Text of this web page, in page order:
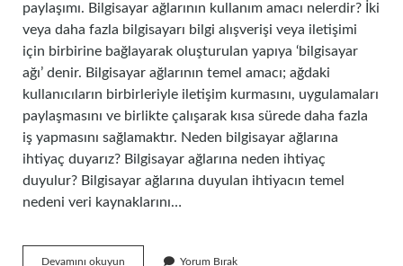
paylaşımı. Bilgisayar ağlarının kullanım amacı nelerdir? İki
veya daha fazla bilgisayarı bilgi alışverişi veya iletişimi
için birbirine bağlayarak oluşturulan yapıya ‘bilgisayar
ağı’ denir. Bilgisayar ağlarının temel amacı; ağdaki
kullanıcıların birbirleriyle iletişim kurmasını, uygulamaları
paylaşmasını ve birlikte çalışarak kısa sürede daha fazla
iş yapmasını sağlamaktır. Neden bilgisayar ağlarına
ihtiyaç duyarız? Bilgisayar ağlarına neden ihtiyaç
duyulur? Bilgisayar ağlarına duyulan ihtiyacın temel
nedeni veri kaynaklarını…
Devamını okuyun Yorum Bırak